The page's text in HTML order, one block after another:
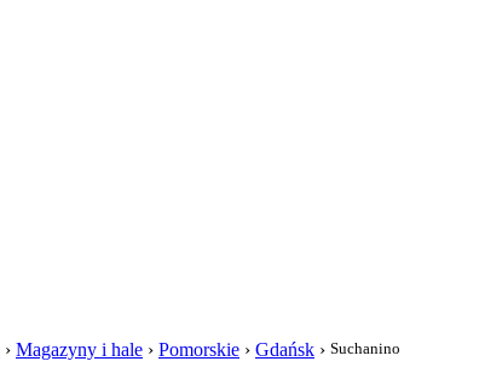
› Magazyny i hale › Pomorskie › Gdańsk › Suchanino